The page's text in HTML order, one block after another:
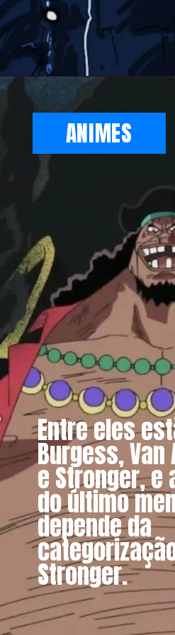
Entre eles
Burgess, Van
e Stronger, e
do último
depende da
Stronger.
ANIMES